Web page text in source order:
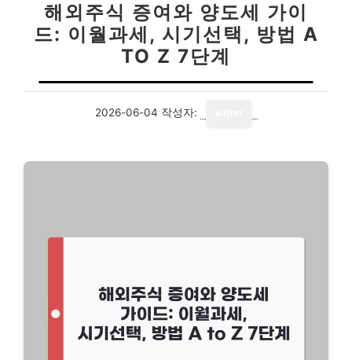
해외주식 증여와 양도세 가이
드: 이월과세, 시기선택, 방법 A
TO Z 7단계
2026-06-04 작성자: